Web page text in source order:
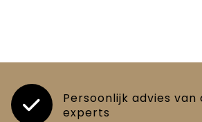
Persoonlijk advies van
experts